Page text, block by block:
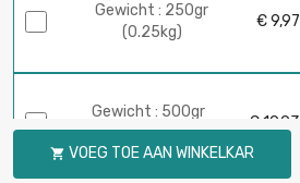
Gewicht : 250gr
(0.25kg)
€ 9,97
Gewicht : 500gr
(0.5kg)
€ 19,93
 VOEG TOE AAN WINKELKAR